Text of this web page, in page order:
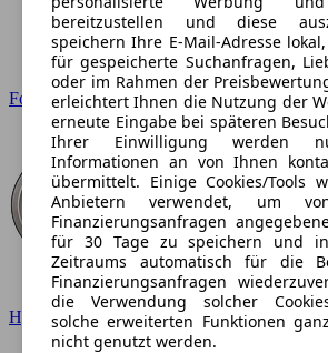
Ford
Hyundai
bereitzustellen und diese
speichern Ihre E-Mail-Adresse
für gespeicherte Suchanfragen,
oder im Rahmen der
erleichtert Ihnen die Nutzung der
erneute Eingabe bei späteren
Ihrer Einwilligung werden
Informationen an von Ihnen
übermittelt. Einige Cookies/Tools
Anbietern verwendet, um
Finanzierungsanfragen
für 30 Tage zu speichern und
Zeitraums automatisch für die
Finanzierungsanfragen
die Verwendung solcher
solche erweiterten Funktionen
nicht genutzt werden.